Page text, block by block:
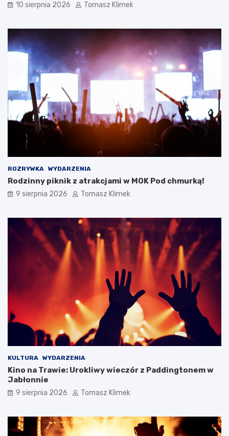
10 sierpnia 2026 Tomasz Klimek
ROZRYWKA WYDARZENIA
Rodzinny piknik z atrakcjami w MOK Pod chmurką!
9 sierpnia 2026 Tomasz Klimek
KULTURA WYDARZENIA
Kino na Trawie: Urokliwy wieczór z Paddingtonem w
Jabłonnie
9 sierpnia 2026 Tomasz Klimek